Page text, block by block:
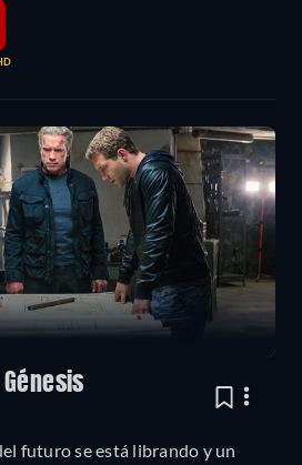
futuro se está librando y un